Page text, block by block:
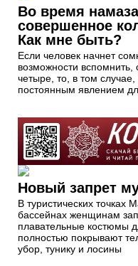
Во время
совершенное
Как мне быть?
Если человек начнет
возможности
четыре, то, в том
постоянным явлением
Новый запрет
В туристических точках
бассейнах женщинам
плавательные костюмы
полностью покрывают
убор, тунику и лосины